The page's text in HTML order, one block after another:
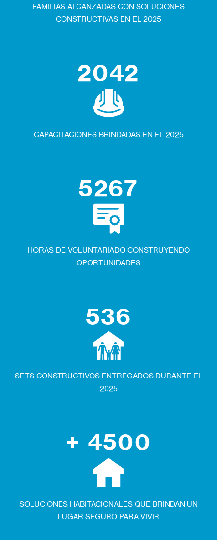
FAMILIAS ALCANZADAS CON SOLUCIONES
CONSTRUCTIVAS EN EL 2025
2042
CAPACITACIONES BRINDADAS EN EL 2025
5267
HORAS DE VOLUNTARIADO CONSTRUYENDO
OPORTUNIDADES
536
SETS CONSTRUCTIVOS ENTREGADOS DURANTE EL
2025
+ 4500
SOLUCIONES HABITACIONALES QUE BRINDAN UN
LUGAR SEGURO PARA VIVIR